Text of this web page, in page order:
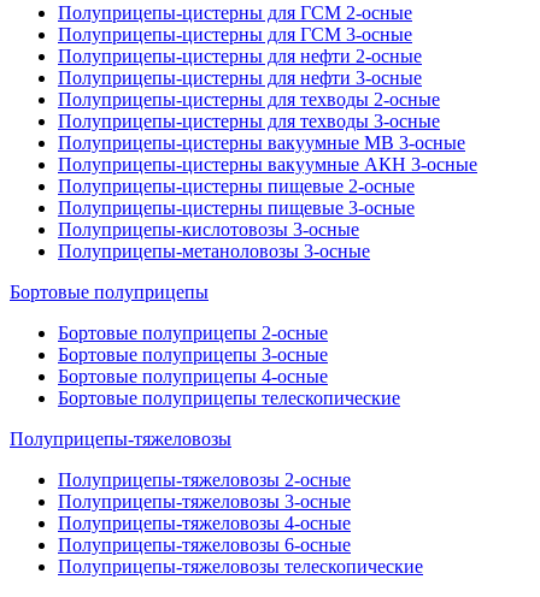
Полуприцепы-цистерны для ГСМ 2-осные
Полуприцепы-цистерны для ГСМ 3-осные
Полуприцепы-цистерны для нефти 2-осные
Полуприцепы-цистерны для нефти 3-осные
Полуприцепы-цистерны для техводы 2-осные
Полуприцепы-цистерны для техводы 3-осные
Полуприцепы-цистерны вакуумные МВ 3-осные
Полуприцепы-цистерны вакуумные АКН 3-осные
Полуприцепы-цистерны пищевые 2-осные
Полуприцепы-цистерны пищевые 3-осные
Полуприцепы-кислотовозы 3-осные
Полуприцепы-метаноловозы 3-осные
Бортовые полуприцепы
Бортовые полуприцепы 2-осные
Бортовые полуприцепы 3-осные
Бортовые полуприцепы 4-осные
Бортовые полуприцепы телескопические
Полуприцепы-тяжеловозы
Полуприцепы-тяжеловозы 2-осные
Полуприцепы-тяжеловозы 3-осные
Полуприцепы-тяжеловозы 4-осные
Полуприцепы-тяжеловозы 6-осные
Полуприцепы-тяжеловозы телескопические